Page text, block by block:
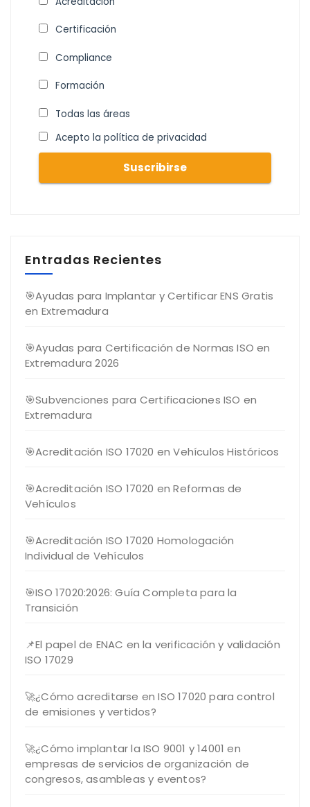
Certificación
Compliance
Formación
Todas las áreas
Acepto la política de privacidad
Entradas Recientes
🎯Ayudas para Implantar y Certificar ENS Gratis
en Extremadura
🎯Ayudas para Certificación de Normas ISO en
Extremadura 2026
🎯Subvenciones para Certificaciones ISO en
Extremadura
🎯Acreditación ISO 17020 en Vehículos Históricos
🎯Acreditación ISO 17020 en Reformas de
Vehículos
🎯Acreditación ISO 17020 Homologación
Individual de Vehículos
🎯ISO 17020:2026: Guía Completa para la
Transición
📌El papel de ENAC en la verificación y validación
ISO 17029
🚀¿Cómo acreditarse en ISO 17020 para control
de emisiones y vertidos?
🚀¿Cómo implantar la ISO 9001 y 14001 en
empresas de servicios de organización de
congresos, asambleas y eventos?